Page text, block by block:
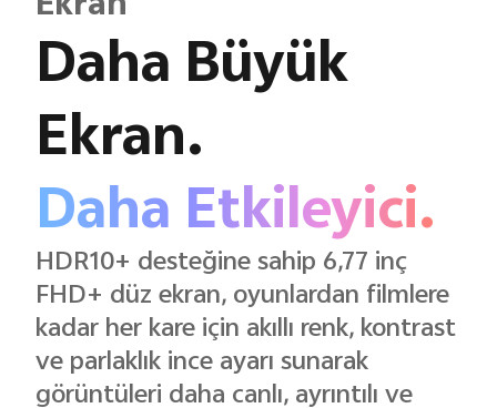
Daha Büyük
Ekran.
Daha Etkileyici.
HDR10+ desteğine sahip 6,77 inç
FHD+ düz ekran, oyunlardan filmlere
kadar her kare için akıllı renk, kontrast
ve parlaklık ince ayarı sunarak
görüntüleri daha canlı, ayrıntılı ve